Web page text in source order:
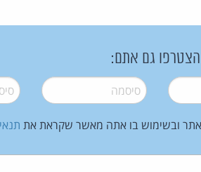
הצטרפו גם אתם:
סיסמה*
ובשימוש בו אתה מאשר שקראת את